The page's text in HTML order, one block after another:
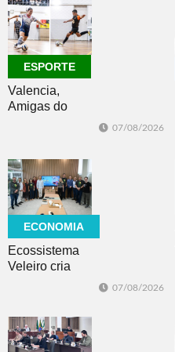
ESPORTE
Valencia,
Amigas do
vencem no
futsal
07/08/2026
ECONOMIA
Ecossistema
Veleiro cria
cidade
globalmente
07/08/2026